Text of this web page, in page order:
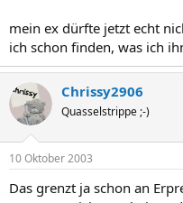
mein ex dürfte jetzt echt
ich schon finden, was ich
Chrissy2906
Quasselstrippe ;-)
10 Oktober 2003
Das grenzt ja schon an